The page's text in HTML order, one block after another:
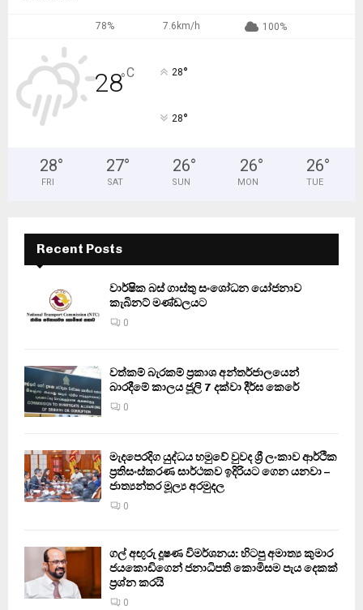
78% 7.6km/h 100%
28°C 28°
28°
28°
FRI
27°
SAT
26°
SUN
26°
MON
26°
TUE
Recent Posts
වාර්ෂික බස් ගාස්තු සංශෝධන යෝජනාව
කැබිනට් මණ්ඩලයට
0
වත්කම් බැරකම් ප්‍රකාශ අන්තර්ජාලයෙන්
බාරදීමේ කාලය ජූලි 7 දක්වා දීර්ඝ කෙරේ
0
මැදපෙරදිග යුද්ධය හමුවේ වුවද ශ්‍රී ලංකාව ආර්ථික
ප්‍රතිසංස්කරණ සාර්ථකව ඉදිරියට ගෙන යනවා –
ජාත්‍යන්තර මූල්‍ය අරමුදල
0
ගල් අඟුරු දූෂණ විමර්ශනය: හිටපු අමාත්‍ය කුමාර
ජයකොඩිගෙන් ජනාධිපති කොමිසම පැය දෙකක්
ප්‍රශ්න කරයි
0